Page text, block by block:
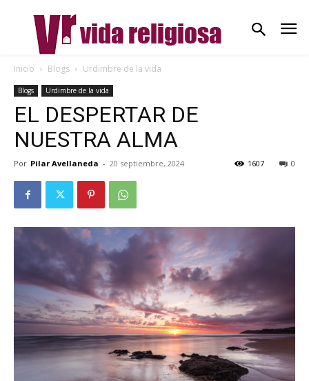
Inicio Blogs Urdimbre de la vida
Blogs Urdimbre de la vida
EL DESPERTAR DE
NUESTRA ALMA
Por Pilar Avellaneda - 20 septiembre, 2024 0
1607